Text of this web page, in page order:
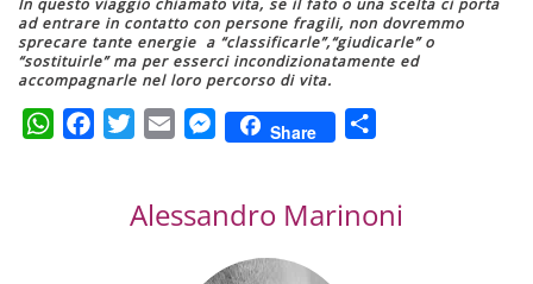
ad entrare in contatto con persone fragili, non dovremmo
sprecare tante energie a “classificarle”,“giudicarle” o
“sostituirle” ma per esserci incondizionatamente ed
accompagnarle nel loro percorso di vita.
WhatsAppFacebookTwitterEmail Messenger
Share
Alessandro Marinoni